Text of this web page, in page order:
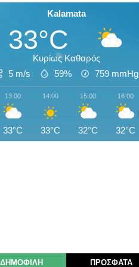
Kalamata
33°C
Κυρίως Καθαρός
5 m/s
59% 759 mmHg
13:00
33°C
14:00
33°C
15:00
32°C
16:00
32°C
ΔΗΜΟΦΙΛΗ ΠΡΟΣΦΑΤΑ